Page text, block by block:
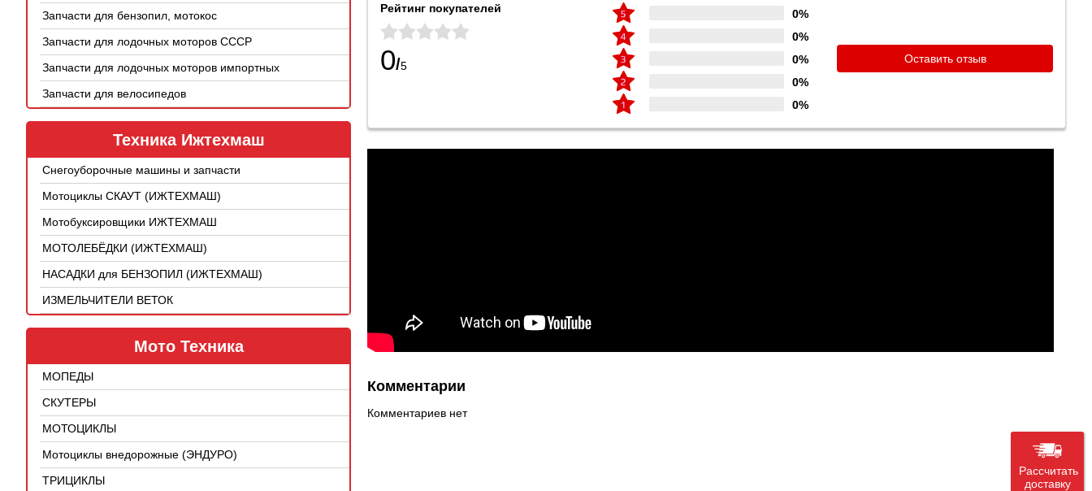
4Т
Запчасти для бензопил, мотокос
Запчасти для лодочных моторов СССР
Запчасти для лодочных моторов импортных
Запчасти для велосипедов
Техника Ижтехмаш
Снегоуборочные машины и запчасти
Мотоциклы СКАУТ (ИЖТЕХМАШ)
Мотобуксировщики ИЖТЕХМАШ
МОТОЛЕБЁДКИ (ИЖТЕХМАШ)
НАСАДКИ для БЕНЗОПИЛ (ИЖТЕХМАШ)
ИЗМЕЛЬЧИТЕЛИ ВЕТОК
Мото Техника
МОПЕДЫ
СКУТЕРЫ
МОТОЦИКЛЫ
Мотоциклы внедорожные (ЭНДУРО)
ТРИЦИКЛЫ
Рейтинг покупателей
0/5
0%
0%
0%
0%
0%
Оставить отзыв
Комментарии
Комментариев нет
Рассчитать
доставку